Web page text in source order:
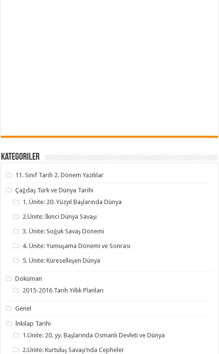
Kategoriler
11. Sınıf Tarih 2. Dönem Yazılılar
Çağdaş Türk ve Dünya Tarihi
1. Ünite: 20. Yüzyıl Başlarında Dünya
2.Ünite: İkinci Dünya Savaşı
3. Ünite: Soğuk Savaş Dönemi
4. Ünite: Yumuşama Dönemi ve Sonrası
5. Ünite: Küreselleşen Dünya
Doküman
2015-2016 Tarih Yıllık Planları
Genel
İnkılap Tarihi
1.Ünite: 20. yy. Başlarında Osmanlı Devleti ve Dünya
2.Ünite: Kurtuluş Savaşı’nda Cepheler